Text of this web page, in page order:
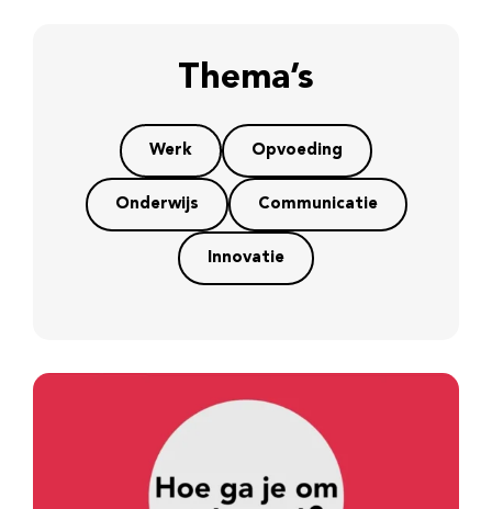
Thema’s
Werk Opvoeding
Onderwijs Communicatie
Innovatie